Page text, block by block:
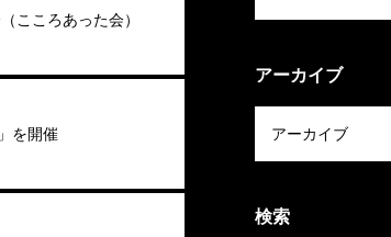
こころあった会）
を開催
アーカイブ
検索